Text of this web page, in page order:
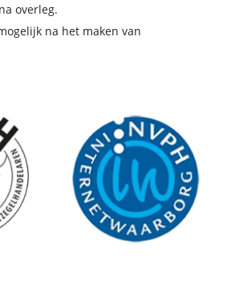
overleg.
na het maken van